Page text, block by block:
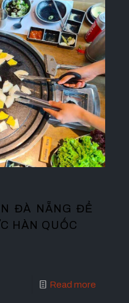
ĐÀ NẴNG ĐỂ
HÀN QUỐC
Read more